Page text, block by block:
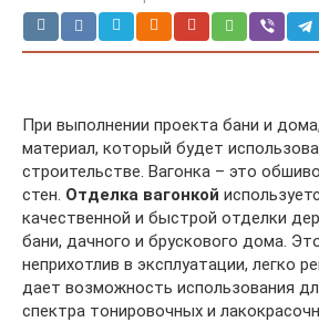
При выполнении проекта бани и
материал, который будет
строительстве. Вагонка – это
стен. Отделка вагонкой
качественной и быстрой отделки
бани, дачного и брускового дома.
неприхотлив в эксплуатации, легко
дает возможность использования
спектра тонировочных и